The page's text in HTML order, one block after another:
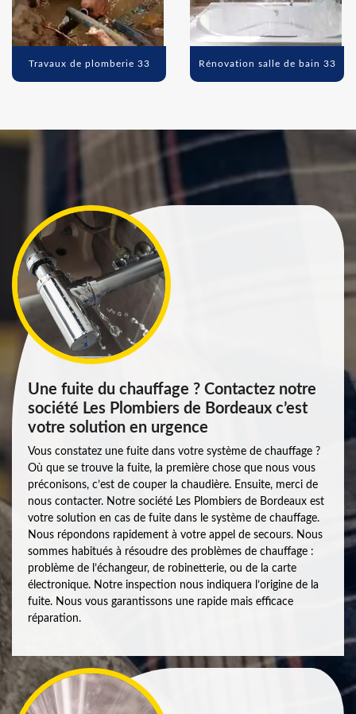
Travaux de plomberie 33 Rénovation salle de bain 33
Une fuite du chauffage ? Contactez notre
société Les Plombiers de Bordeaux c’est
votre solution en urgence
Vous constatez une fuite dans votre système de chauffage ?
Où que se trouve la fuite, la première chose que nous vous
préconisons, c’est de couper la chaudière. Ensuite, merci de
nous contacter. Notre société Les Plombiers de Bordeaux est
votre solution en cas de fuite dans le système de chauffage.
Nous répondons rapidement à votre appel de secours. Nous
sommes habitués à résoudre des problèmes de chauffage :
problème de l’échangeur, de robinetterie, ou de la carte
électronique. Notre inspection nous indiquera l’origine de la
fuite. Nous vous garantissons une rapide mais efficace
réparation.